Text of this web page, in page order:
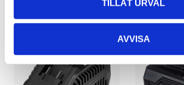
TILLÅT URVAL
AVVISA